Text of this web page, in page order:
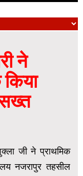
ने
जी ने प्राथमिक
नजरापुर तहसील